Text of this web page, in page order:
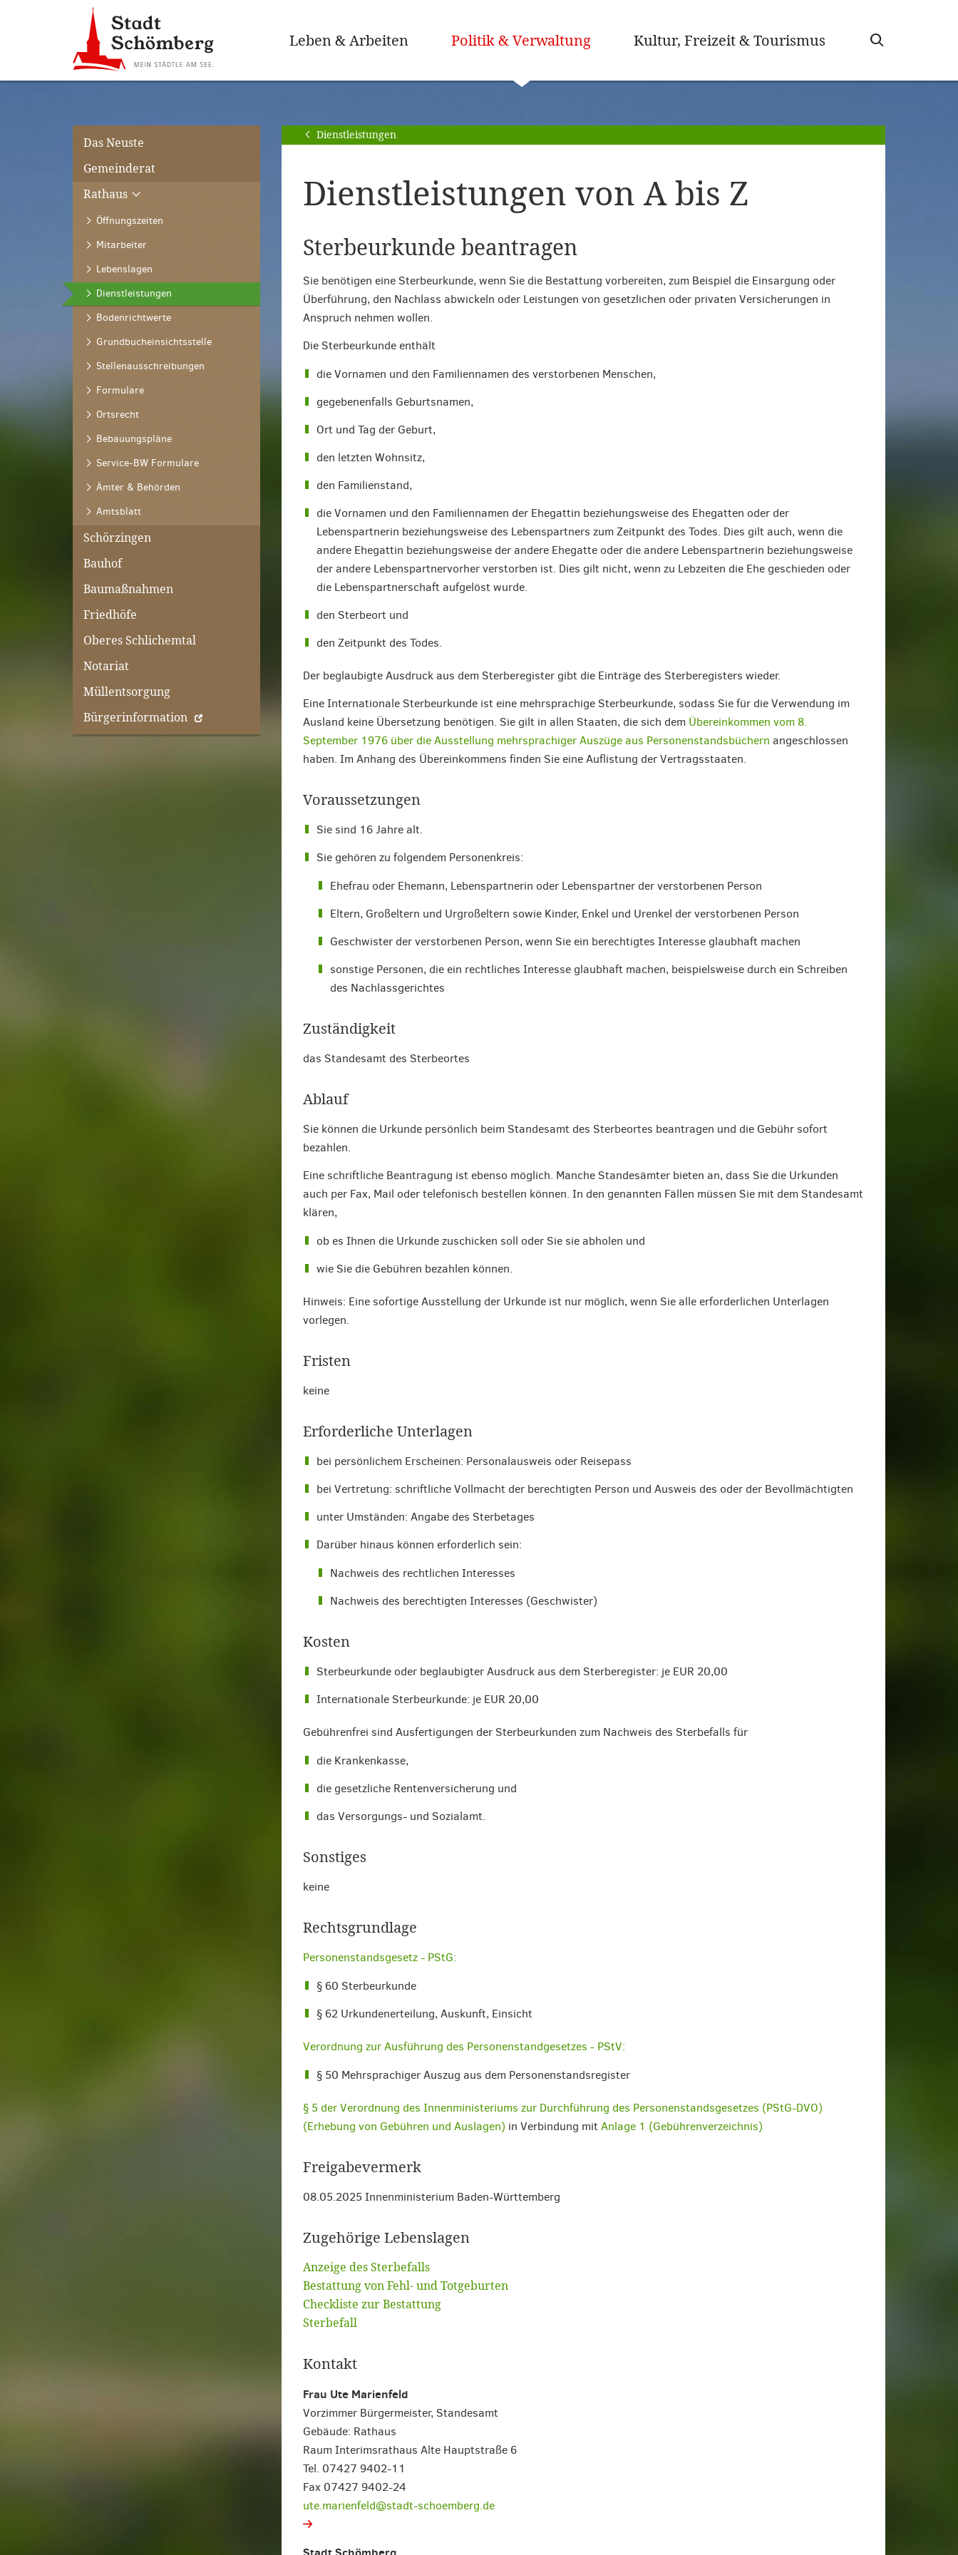
Hauptnavigation
[0]
[1]
Leben & Arbeiten Politik & Verwaltung(ausgewählt)Kultur, Freizeit & Tourismus
Das Neuste
Gemeinderat
Rathaus
Öffnungszeiten
Mitarbeiter
Lebenslagen
Dienstleistungen
Bodenrichtwerte
Grundbucheinsichtsstelle
Stellenausschreibungen
Formulare
Ortsrecht
Bebauungspläne
Service-BW Formulare
Ämter & Behörden
Amtsblatt
Schörzingen
Bauhof
Baumaßnahmen
Friedhöfe
Oberes Schlichemtal
Notariat
Müllentsorgung
Bürgerinformation
Dienstleistungen
Dienstleistungen von A bis Z
Sterbeurkunde beantragen
Sie benötigen eine Sterbeurkunde, wenn Sie die Bestattung vorbereiten, zum Beispiel die Einsargung oder
Überführung, den Nachlass abwickeln oder Leistungen von gesetzlichen oder privaten Versicherungen in
Anspruch nehmen wollen.
Die Sterbeurkunde enthält
die Vornamen und den Familiennamen des verstorbenen Menschen,
gegebenenfalls Geburtsnamen,
Ort und Tag der Geburt,
den letzten Wohnsitz,
den Familienstand,
die Vornamen und den Familiennamen der Ehegattin beziehungsweise des Ehegatten oder der
Lebenspartnerin beziehungsweise des Lebenspartners zum Zeitpunkt des Todes. Dies gilt auch, wenn die
andere Ehegattin beziehungsweise der andere Ehegatte oder die andere Lebenspartnerin beziehungsweise
der andere Lebenspartnervorher verstorben ist. Dies gilt nicht, wenn zu Lebzeiten die Ehe geschieden oder
die Lebenspartnerschaft aufgelöst wurde.
den Sterbeort und
den Zeitpunkt des Todes.
Der beglaubigte Ausdruck aus dem Sterberegister gibt die Einträge des Sterberegisters wieder.
Eine Internationale Sterbeurkunde ist eine mehrsprachige Sterbeurkunde, sodass Sie für die Verwendung im
Ausland keine Übersetzung benötigen. Sie gilt in allen Staaten, die sich dem Übereinkommen vom 8.
September 1976 über die Ausstellung mehrsprachiger Auszüge aus Personenstandsbüchern angeschlossen
haben. Im Anhang des Übereinkommens finden Sie eine Auflistung der Vertragsstaaten.
Voraussetzungen
Sie sind 16 Jahre alt.
Sie gehören zu folgendem Personenkreis:
Ehefrau oder Ehemann, Lebenspartnerin oder Lebenspartner der verstorbenen Person
Eltern, Großeltern und Urgroßeltern sowie Kinder, Enkel und Urenkel der verstorbenen Person
Geschwister der verstorbenen Person, wenn Sie ein berechtigtes Interesse glaubhaft machen
sonstige Personen, die ein rechtliches Interesse glaubhaft machen, beispielsweise durch ein Schreiben
des Nachlassgerichtes
Zuständigkeit
das Standesamt des Sterbeortes
Ablauf
Sie können die Urkunde persönlich beim Standesamt des Sterbeortes beantragen und die Gebühr sofort
bezahlen.
Eine schriftliche Beantragung ist ebenso möglich. Manche Standesämter bieten an, dass Sie die Urkunden
auch per Fax, Mail oder telefonisch bestellen können. In den genannten Fällen müssen Sie mit dem Standesamt
klären,
ob es Ihnen die Urkunde zuschicken soll oder Sie sie abholen und
wie Sie die Gebühren bezahlen können.
Hinweis: Eine sofortige Ausstellung der Urkunde ist nur möglich, wenn Sie alle erforderlichen Unterlagen
vorlegen.
Fristen
keine
Erforderliche Unterlagen
bei persönlichem Erscheinen: Personalausweis oder Reisepass
bei Vertretung: schriftliche Vollmacht der berechtigten Person und Ausweis des oder der Bevollmächtigten
unter Umständen: Angabe des Sterbetages
Darüber hinaus können erforderlich sein:
Nachweis des rechtlichen Interesses
Nachweis des berechtigten Interesses (Geschwister)
Kosten
Sterbeurkunde oder beglaubigter Ausdruck aus dem Sterberegister: je EUR 20,00
Internationale Sterbeurkunde: je EUR 20,00
Gebührenfrei sind Ausfertigungen der Sterbeurkunden zum Nachweis des Sterbefalls für
die Krankenkasse,
die gesetzliche Rentenversicherung und
das Versorgungs- und Sozialamt.
Sonstiges
keine
Rechtsgrundlage
Personenstandsgesetz - PStG:
§ 60 Sterbeurkunde
§ 62 Urkundenerteilung, Auskunft, Einsicht
Verordnung zur Ausführung des Personenstandgesetzes - PStV:
§ 50 Mehrsprachiger Auszug aus dem Personenstandsregister
§ 5 der Verordnung des Innenministeriums zur Durchführung des Personenstandsgesetzes (PStG-DVO)
(Erhebung von Gebühren und Auslagen) in Verbindung mitAnlage 1 (Gebührenverzeichnis)
Freigabevermerk
08.05.2025 Innenministerium Baden-Württemberg
Zugehörige Lebenslagen
Anzeige des Sterbefalls
Bestattung von Fehl- und Totgeburten
Checkliste zur Bestattung
Sterbefall
Kontakt
Frau Ute Marienfeld
Vorzimmer Bürgermeister, Standesamt
Gebäude: Rathaus
Raum Interimsrathaus Alte Hauptstraße 6
Tel. 07427 9402-11
Fax 07427 9402-24
ute.marienfeld@stadt-schoemberg.de